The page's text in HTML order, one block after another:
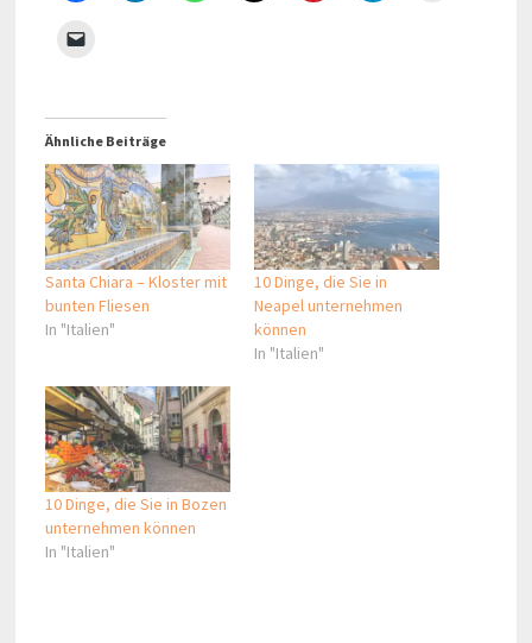
Ähnliche Beiträge
Santa Chiara – Kloster mit
bunten Fliesen
In "Italien"
10 Dinge, die Sie in
Neapel unternehmen
können
In "Italien"
10 Dinge, die Sie in Bozen
unternehmen können
In "Italien"